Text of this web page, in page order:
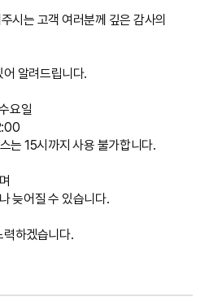
시는 고객 여러분께 깊은 감사의
알려드립니다.
요일
시까지 사용 불가합니다.
늦어질 수 있습니다.
력하겠습니다.